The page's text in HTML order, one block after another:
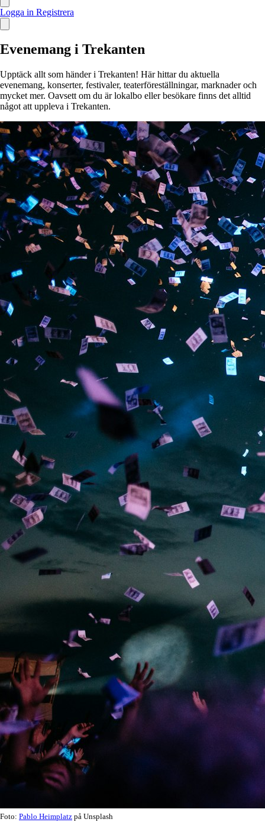
Logga in Registrera
Evenemang i Trekanten
Upptäck allt som händer i Trekanten! Här hittar du aktuella
evenemang, konserter, festivaler, teaterföreställningar, marknader och
mycket mer. Oavsett om du är lokalbo eller besökare finns det alltid
något att uppleva i Trekanten.
Foto: Pablo Heimplatz på Unsplash